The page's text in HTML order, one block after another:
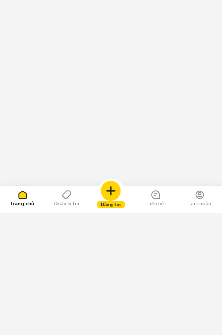
Trang chủ Quản lý tin Đăng tin Liên hệ Tài khoản